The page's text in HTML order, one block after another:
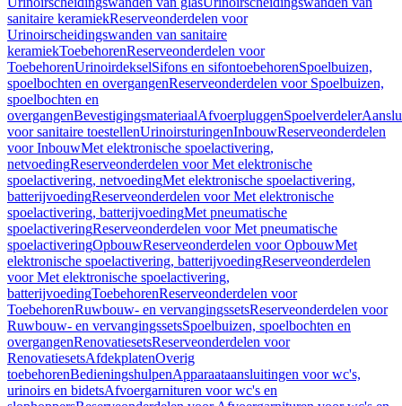
sanitaire keramiekReserveonderdelen voor
Urinoirscheidingswanden van sanitaire
keramiekToebehorenReserveonderdelen voor
ToebehorenUrinoirdekselSifons en sifontoebehorenSpoelbuizen,
spoelbochten en overgangenReserveonderdelen voor Spoelbuizen,
spoelbochten en
overgangenBevestigingsmateriaalAfvoerpluggenSpoelverdeler
voor sanitaire toestellenUrinoirsturingenInbouwReserveonderdelen
voor InbouwMet elektronische spoelactivering,
netvoedingReserveonderdelen voor Met elektronische
spoelactivering, netvoedingMet elektronische spoelactivering,
batterijvoedingReserveonderdelen voor Met elektronische
spoelactivering, batterijvoedingMet pneumatische
spoelactiveringReserveonderdelen voor Met pneumatische
spoelactiveringOpbouwReserveonderdelen voor OpbouwMet
elektronische spoelactivering, batterijvoedingReserveonderdelen
voor Met elektronische spoelactivering,
batterijvoedingToebehorenReserveonderdelen voor
ToebehorenRuwbouw- en vervangingssetsReserveonderdelen voor
Ruwbouw- en vervangingssetsSpoelbuizen, spoelbochten en
overgangenRenovatiesetsReserveonderdelen voor
RenovatiesetsAfdekplatenOverig
toebehorenBedieningshulpenApparaataansluitingen voor wc's,
urinoirs en bidetsAfvoergarnituren voor wc's en